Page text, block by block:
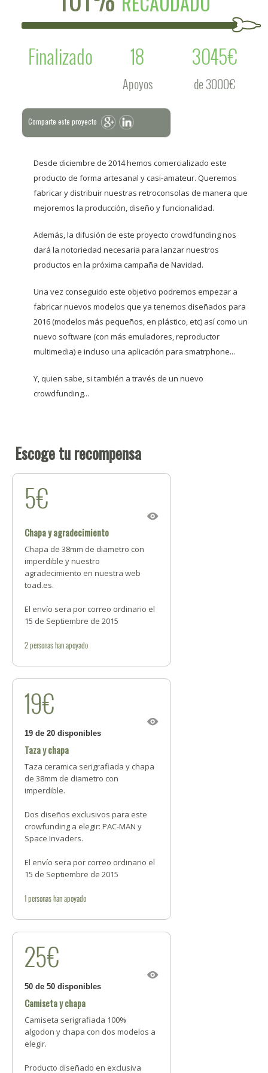
Finalizado
18
Apoyos
3045€
de 3000€
Comparte este proyecto
Desde diciembre de 2014 hemos comercializado este
producto de forma artesanal y casi-amateur. Queremos
fabricar y distribuir nuestras retroconsolas de manera que
mejoremos la producción, diseño y funcionalidad.
Además, la difusión de este proyecto crowdfunding nos
dará la notoriedad necesaria para lanzar nuestros
productos en la próxima campaña de Navidad.
Una vez conseguido este objetivo podremos empezar a
fabricar nuevos modelos que ya tenemos diseñados para
2016 (modelos más pequeños, en plástico, etc) así como un
nuevo software (con más emuladores, reproductor
multimedia) e incluso una aplicación para smatrphone...
Y, quien sabe, si también a través de un nuevo
crowdfunding...
Escoge tu recompensa
5€
Chapa y agradecimiento
Chapa de 38mm de diametro con
imperdible y nuestro
agradecimiento en nuestra web
toad.es.
El envío sera por correo ordinario el
15 de Septiembre de 2015
2personashan apoyado
19€
19 de 20 disponibles
Taza y chapa
Taza ceramica serigrafiada y chapa
de 38mm de diametro con
imperdible.
Dos diseños exclusivos para este
crowfunding a elegir: PAC-MAN y
Space Invaders.
El envío sera por correo ordinario el
15 de Septiembre de 2015
1personashan apoyado
25€
50 de 50 disponibles
Camiseta y chapa
Camiseta serigrafiada 100%
algodon y chapa con dos modelos a
elegir.
Producto diseñado en exclusiva